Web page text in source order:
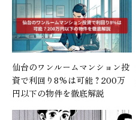
仙台のワンルームマンション投
資で利回り8%は可能？200万
円以下の物件を徹底解説